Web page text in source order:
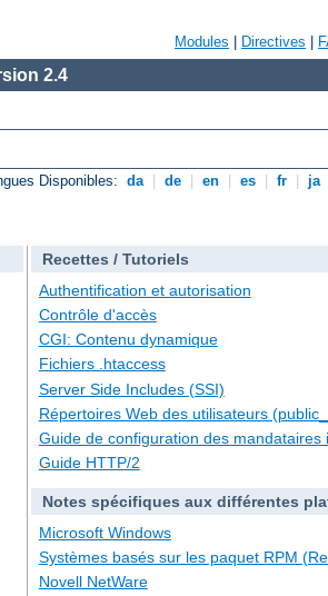
Modules Directives
2.4
Disponibles: da de en es fr ja
Recettes / Tutoriels
Authentification et autorisation
Contrôle d'accès
CGI: Contenu dynamique
Fichiers .htaccess
Server Side Includes (SSI)
Répertoires Web des utilisateurs
Guide de configuration des mandataires
Guide HTTP/2
Notes spécifiques aux différentes
Microsoft Windows
Systèmes basés sur les paquet RPM
Novell NetWare